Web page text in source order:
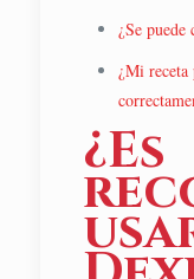
¿Se
¿Mi receta
¿Es